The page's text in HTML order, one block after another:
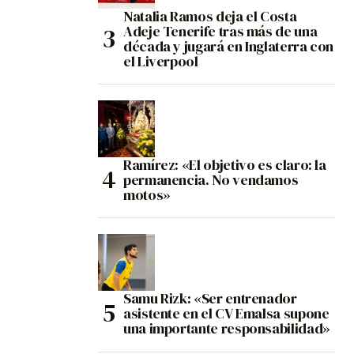
Natalia Ramos deja el Costa
Adeje Tenerife tras más de una
década y jugará en Inglaterra con
el Liverpool
Ramírez: «El objetivo es claro: la
permanencia. No vendamos
motos»
Samu Rizk: «Ser entrenador
asistente en el CV Emalsa supone
una importante responsabilidad»